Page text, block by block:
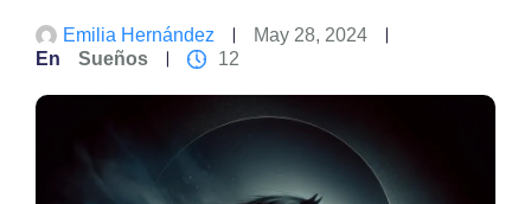
Emilia Hernández
May 28, 2024
En
Sueños 12